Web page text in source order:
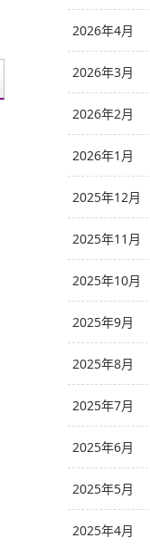
2026年4月
2026年3月
2026年2月
2026年1月
2025年12月
2025年11月
2025年10月
2025年9月
2025年8月
2025年7月
2025年6月
2025年5月
2025年4月